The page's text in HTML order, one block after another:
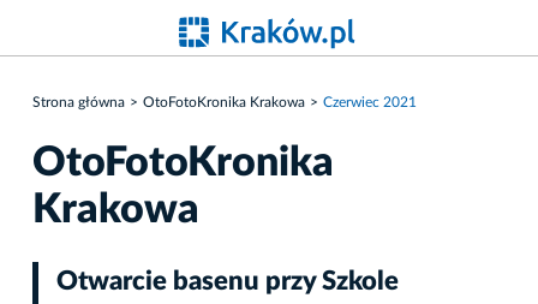
Strona główna OtoFotoKronika Krakowa Czerwiec 2021
OtoFotoKronika
Krakowa
Otwarcie basenu przy Szkole